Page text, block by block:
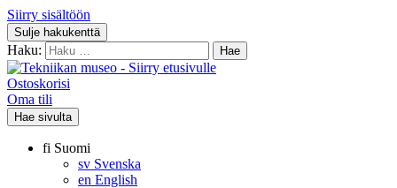
Siirry sisältöön
Sulje hakukenttä
Haku:
Ostoskorisi
Oma tili
Hae sivulta
fi Suomi
sv Svenska
en English